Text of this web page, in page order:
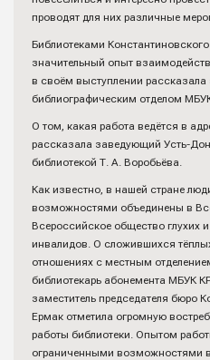
проводят для них различные
Библиотеками
значительный опыт
в своём выступлении
библиографическим отделом
О том, какая работа ведётся в
рассказала заведующий Усть-
библиотекой Т. А. Воробьёва.
Как известно, в нашей стране
возможностями объединены в
Всероссийское общество глухих
инвалидов. О сложившихся
отношениях с местным
библиотекарь абонемента МБУК
заместитель председателя
Ермак отметила огромную
работы библиотеки. Опытом
ограниченными возможностями